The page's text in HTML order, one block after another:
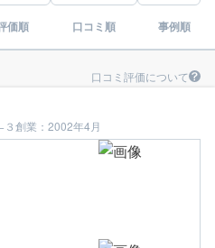
価順 口コミ順 事例順
口コミ評価について
創業：2002年4月